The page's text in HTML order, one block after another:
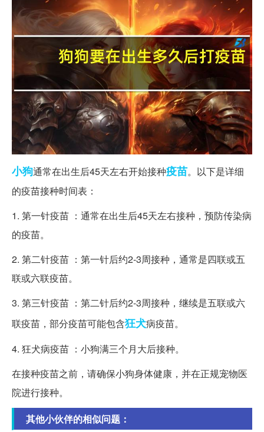
小狗通常在出生后45天左右开始接种疫苗。以下是详细
的疫苗接种时间表：
1. 第一针疫苗 ：通常在出生后45天左右接种，预防传染病
的疫苗。
2. 第二针疫苗 ：第一针后约2-3周接种，通常是四联或五
联或六联疫苗。
3. 第三针疫苗 ：第二针后约2-3周接种，继续是五联或六
联疫苗，部分疫苗可能包含狂犬病疫苗。
4. 狂犬病疫苗 ：小狗满三个月大后接种。
在接种疫苗之前，请确保小狗身体健康，并在正规宠物医
院进行接种。
其他小伙伴的相似问题：